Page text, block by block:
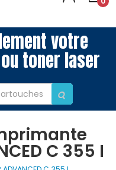
votre
toner laser
C 355 I